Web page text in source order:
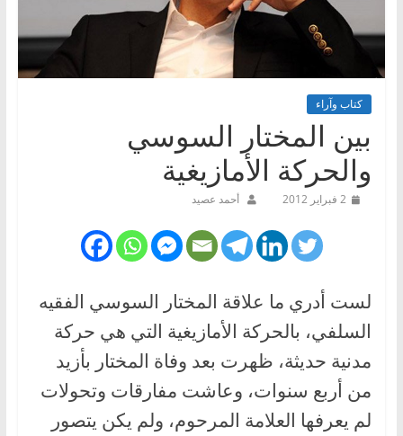
كتاب وآراء
بين المختار السوسي
والحركة الأمازيغية
2 فبراير 2012 أحمد عصيد
لست أدري ما علاقة المختار السوسي الفقيه
السلفي، بالحركة الأمازيغية التي هي حركة
مدنية حديثة، ظهرت بعد وفاة المختار بأزيد
من أربع سنوات، وعاشت مفارقات وتحولات
لم يعرفها العلامة المرحوم، ولم يكن يتصور